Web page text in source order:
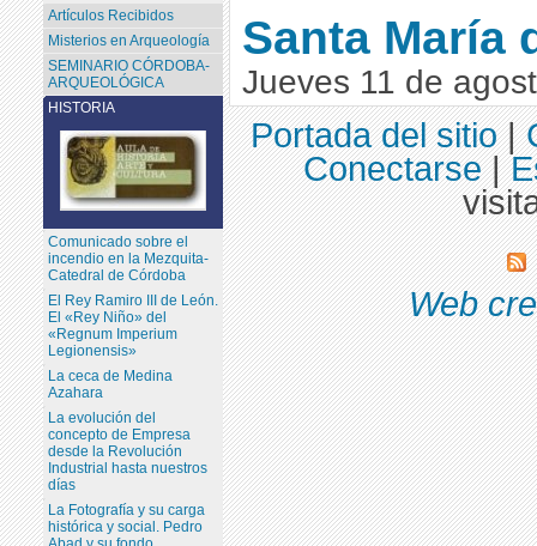
Santa María
Jueves 11 de
Artículos Recibidos
Misterios en Arqueología
SEMINARIO CÓRDOBA-
ARQUEOLÓGICA
HISTORIA
Comunicado sobre el
incendio en la Mezquita-
Catedral de Córdoba
El Rey Ramiro III de León.
El «Rey Niño» del
«Regnum Imperium
Legionensis»
La ceca de Medina
Azahara
La evolución del
concepto de Empresa
desde la Revolución
Industrial hasta nuestros
días
La Fotografía y su carga
histórica y social. Pedro
Portada del sitio|
Conectarse|
Web